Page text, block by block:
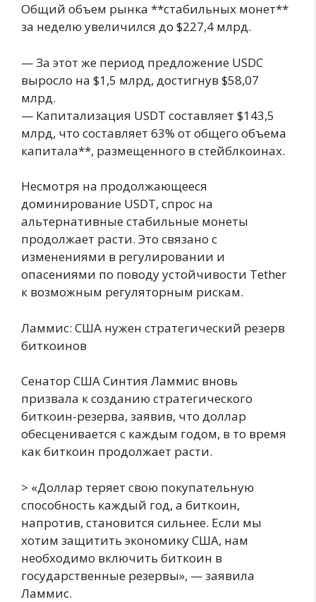
Общий объем рынка **стабильных монет**
за неделю увеличился до $227,4 млрд.
— За этот же период предложение USDC
выросло на $1,5 млрд, достигнув $58,07
млрд.
— Капитализация USDT составляет $143,5
млрд, что составляет 63% от общего объема
капитала**, размещенного в стейблкоинах.
Несмотря на продолжающееся
доминирование USDT, спрос на
альтернативные стабильные монеты
продолжает расти. Это связано с
изменениями в регулировании и
опасениями по поводу устойчивости Tether
к возможным регуляторным рискам.
Ламмис: США нужен стратегический резерв
биткоинов
Сенатор США Синтия Ламмис вновь
призвала к созданию стратегического
биткоин-резерва, заявив, что доллар
обесценивается с каждым годом, в то время
как биткоин продолжает расти.
> «Доллар теряет свою покупательную
способность каждый год, а биткоин,
напротив, становится сильнее. Если мы
хотим защитить экономику США, нам
необходимо включить биткоин в
государственные резервы», — заявила
Ламмис.